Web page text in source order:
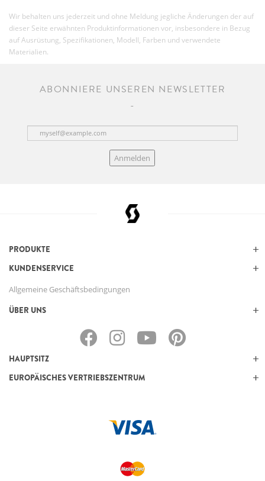
Wir behalten uns jederzeit und ohne Meldung jegliche Änderungen der auf
dieser Seite erwähnten Produktinformationen vor, insbesondere in Bezug
auf Ausrüstung, Spezifikationen, Modell, Farben und verwendete
Materialien.
ABONNIERE UNSEREN NEWSLETTER
Anmelden
PRODUKTE
KUNDENSERVICE
Allgemeine Geschäftsbedingungen
ÜBER UNS
HAUPTSITZ
EUROPÄISCHES VERTRIEBSZENTRUM